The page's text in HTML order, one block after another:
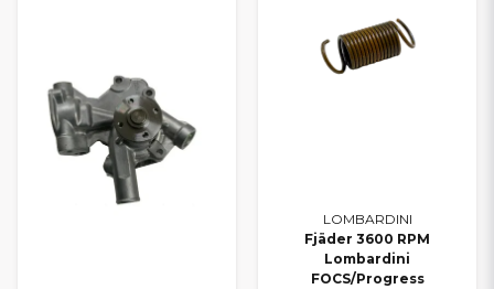
LOMBARDINI
Fjäder 3600 RPM
Lombardini
FOCS/Progress